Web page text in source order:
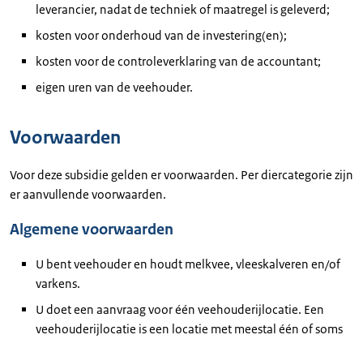
leverancier, nadat de techniek of maatregel is geleverd;
kosten voor onderhoud van de investering(en);
kosten voor de controleverklaring van de accountant;
eigen uren van de veehouder.
Voorwaarden
Voor deze subsidie gelden er voorwaarden. Per diercategorie zijn
er aanvullende voorwaarden.
Algemene voorwaarden
U bent veehouder en houdt melkvee, vleeskalveren en/of
varkens.
U doet een aanvraag voor één veehouderijlocatie. Een
veehouderijlocatie is een locatie met meestal één of soms